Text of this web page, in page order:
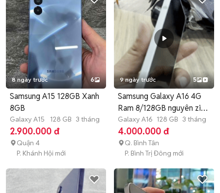
8 ngày trước 6
Samsung A15 128GB Xanh
8GB
Galaxy A15 128 GB 3 tháng
2.900.000 đ
Quận 4
P. Khánh Hội mới
9 ngày trước 5
Samsung Galaxy A16 4G
Ram 8/128GB nguyên zin
đẹp
Galaxy A16 128 GB 3 tháng
4.000.000 đ
Q. Bình Tân
P. Bình Trị Đông mới